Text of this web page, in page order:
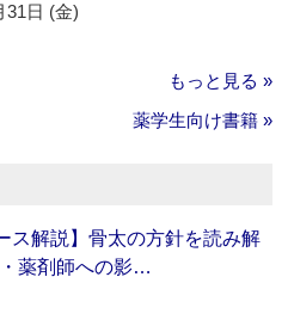
31日 (金)
もっと見る »
薬学生向け書籍 »
ス解説】骨太の方針を読み解
薬剤師への影…